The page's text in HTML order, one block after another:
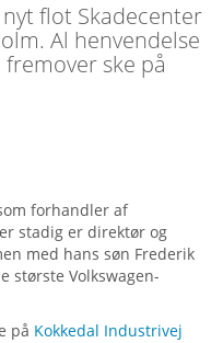
flot Skadecenter
Al henvendelse
ske på
forhandler af
stadig er direktør og
med hans søn Frederik
største Volkswagen-
på Kokkedal Industrivej